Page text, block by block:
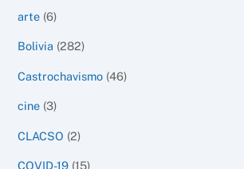
arte (6)
Bolivia (282)
Castrochavismo (46)
cine (3)
CLACSO (2)
COVID-19 (15)